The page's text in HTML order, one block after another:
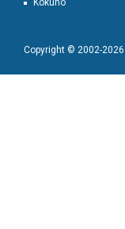
Kokuhô
Copyright © 2002-